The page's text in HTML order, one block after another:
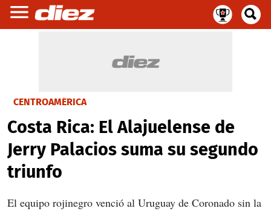
CENTROAMÉRICA
Costa Rica: El Alajuelense de
Jerry Palacios suma su segundo
triunfo
El equipo rojinegro venció al Uruguay de Coronado sin la